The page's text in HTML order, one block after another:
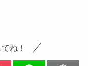
ね！